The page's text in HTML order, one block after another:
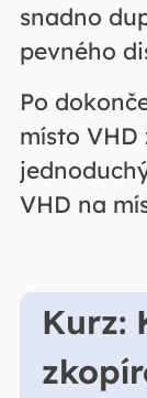
snadno
pevného
Po
místo
VHD na
Kurz: